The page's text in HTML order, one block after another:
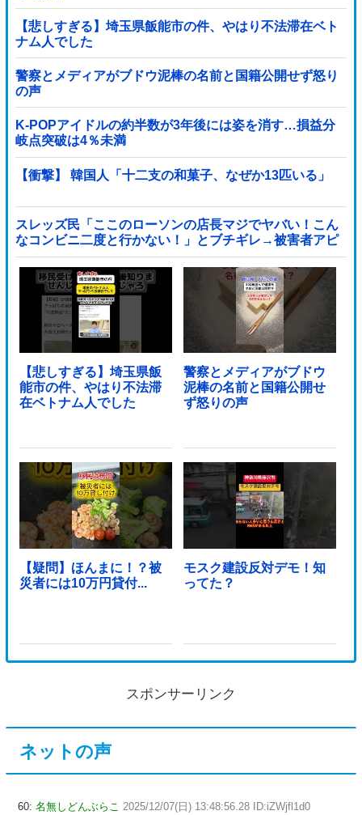
【悲しすぎる】埼玉県飯能市の件、やはり不法滞在ベト
ナム人でした
警察とメディアがブドウ泥棒の名前と国籍公開せず怒り
の声
K-POPアイドルの約半数が3年後には姿を消す…損益分
岐点突破は4％未満
【衝撃】 韓国人「十二支の和菓子、なぜか13匹いる」
スレッズ民「ここのローソンの店長マジでヤバい！こん
なコンビニ二度と行かない！」とブチギレ→被害者アピ
するも「ヤバイのはお前だよ」とツッコミ殺到ｗｗｗｗ
ｗｗｗ他
【悲しすぎる】埼玉県飯
能市の件、やはり不法滞
在ベトナム人でした
警察とメディアがブドウ
泥棒の名前と国籍公開せ
ず怒りの声
【疑問】ほんまに！？被
災者には10万円貸付...
モスク建設反対デモ！知
ってた？
スポンサーリンク
ネットの声
60: 名無しどんぶらこ 2025/12/07(日) 13:48:56.28 ID:iZWjfl1d0